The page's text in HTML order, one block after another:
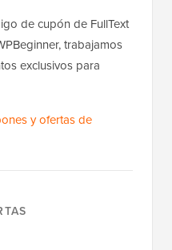
de cupón de FullText
trabajamos
exclusivos para
y ofertas de